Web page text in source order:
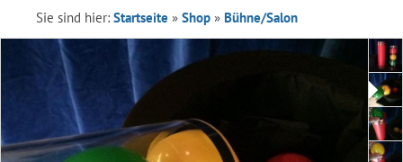
Sie sind hier: Startseite » Shop » Bühne/Salon